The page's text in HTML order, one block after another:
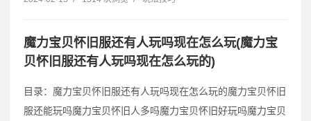
魔力宝贝怀旧服还有人玩吗现在怎么玩(魔力宝
贝怀旧服还有人玩吗现在怎么玩的)
目录：魔力宝贝怀旧服还有人玩吗现在怎么玩的魔力宝贝怀旧
服还能玩吗魔力宝贝怀旧人多吗魔力宝贝怀旧好玩吗魔力宝贝